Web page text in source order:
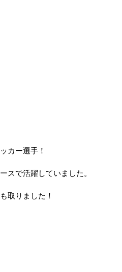
カー選手！
スで活躍していました。
取りました！